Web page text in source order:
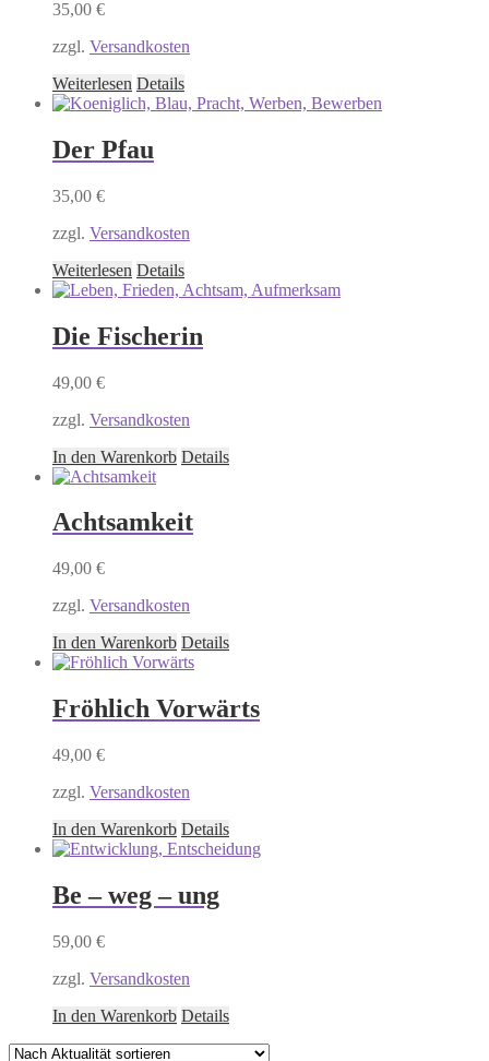
35,00 €
zzgl. Versandkosten
Weiterlesen Details
Der Pfau
35,00 €
zzgl. Versandkosten
Weiterlesen Details
Die Fischerin
49,00 €
zzgl. Versandkosten
In den Warenkorb Details
Achtsamkeit
49,00 €
zzgl. Versandkosten
In den Warenkorb Details
Fröhlich Vorwärts
49,00 €
zzgl. Versandkosten
In den Warenkorb Details
Be – weg – ung
59,00 €
zzgl. Versandkosten
In den Warenkorb Details